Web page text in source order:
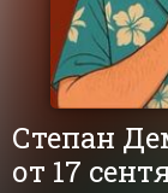
Степан
от 17